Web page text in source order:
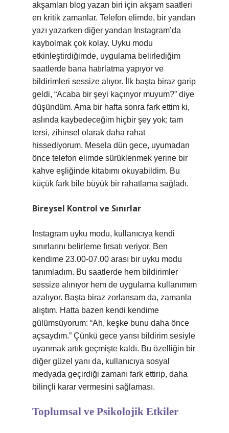
akşamları blog yazan biri için akşam saatleri
en kritik zamanlar. Telefon elimde, bir yandan
yazı yazarken diğer yandan Instagram’da
kaybolmak çok kolay. Uyku modu
etkinleştirdiğimde, uygulama belirlediğim
saatlerde bana hatırlatma yapıyor ve
bildirimleri sessize alıyor. İlk başta biraz garip
geldi, “Acaba bir şeyi kaçırıyor muyum?” diye
düşündüm. Ama bir hafta sonra fark ettim ki,
aslında kaybedeceğim hiçbir şey yok; tam
tersi, zihinsel olarak daha rahat
hissediyorum. Mesela dün gece, uyumadan
önce telefon elimde sürüklenmek yerine bir
kahve eşliğinde kitabımı okuyabildim. Bu
küçük fark bile büyük bir rahatlama sağladı.
Bireysel Kontrol ve Sınırlar
Instagram uyku modu, kullanıcıya kendi
sınırlarını belirleme fırsatı veriyor. Ben
kendime 23.00-07.00 arası bir uyku modu
tanımladım. Bu saatlerde hem bildirimler
sessize alınıyor hem de uygulama kullanımım
azalıyor. Başta biraz zorlansam da, zamanla
alıştım. Hatta bazen kendi kendime
gülümsüyorum: “Ah, keşke bunu daha önce
açsaydım.” Çünkü gece yarısı bildirim sesiyle
uyanmak artık geçmişte kaldı. Bu özelliğin bir
diğer güzel yanı da, kullanıcıya sosyal
medyada geçirdiği zamanı fark ettirip, daha
bilinçli karar vermesini sağlaması.
Toplumsal ve Psikolojik Etkiler